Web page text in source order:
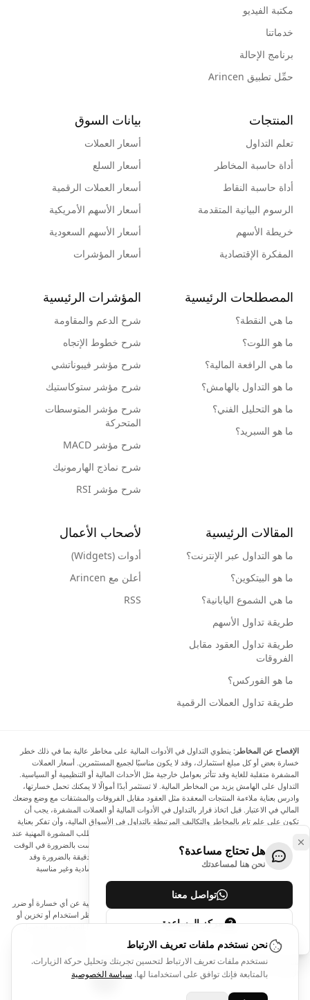
مكتبة الفيديو
خدماتنا
برنامج الإحالة
حمِّل تطبيق Arincen
المنتجات
تعلم التداول
أداة حاسبة المخاطر
أداة حاسبة النقاط
الرسوم البيانية المتقدمة
خريطة الأسهم
المفكرة الإقتصادية
بيانات السوق
أسعار العملات
أسعار السلع
أسعار العملات الرقمية
أسعار الأسهم الأمريكية
أسعار الأسهم السعودية
أسعار المؤشرات
المصطلحات الرئيسية
ما هي النقطة؟
ما هو اللوت؟
ما هي الرافعة المالية؟
ما هو التداول بالهامش؟
ما هو التحليل الفني؟
ما هو السبريد؟
المؤشرات الرئيسية
شرح الدعم والمقاومة
شرح خطوط الإتجاه
شرح مؤشر فيبوناتشي
شرح مؤشر ستوكاستيك
شرح مؤشر المتوسطات
المتحركة
شرح مؤشر MACD
شرح نماذج الهارمونيك
شرح مؤشر RSI
المقالات الرئيسية
ما هو التداول عبر الإنترنت؟
ما هو البيتكوين؟
ما هي الشموع اليابانية؟
طريقة تداول الأسهم
طريقة تداول العقود مقابل
الفروقات
ما هو الفوركس؟
طريقة تداول العملات الرقمية
لأصحاب الأعمال
أدوات (Widgets)
أعلن مع Arincen
RSS
الإفصاح عن المخاطر: ينطوي التداول في الأدوات المالية على مخاطر عالية بما في ذلك خطر
خسارة بعض أو كل مبلغ استثمارك، وقد لا يكون مناسبًا لجميع المستثمرين. أسعار العملات
المشفرة متقلبة للغاية وقد تتأثر بعوامل خارجية مثل الأحداث المالية أو التنظيمية أو السياسية.
التداول على الهامش يزيد من المخاطر المالية. لا تستثمر أبدًا أموالًا لا يمكنك تحمل خسارتها،
وادرس بعناية ملاءمة المنتجات المعقدة مثل العقود مقابل الفروقات والمشتقات مع وضع وضعك
المالي في الاعتبار. قبل اتخاذ قرار بالتداول في الأدوات المالية أو العملات المشفرة، يجب أن
تكون على علم تام بالمخاطر والتكاليف المرتبطة بالتداول في الأسواق المالية، وأن تفكر بعناية
في أهدافك الاستثمارية ومستوى خبرتك ورغبتك في المخاطرة، وأن تطلب المشورة المهنية عند
الحاجة. تود Arincen أن تذكرك بأن البيانات الواردة في هذا الموقع ليست بالضرورة في الوقت
الفعلي وليست دقيقة. البيانات والأسعار الموجودة على الموقع ليست دقيقة بالضرورة وقد
تختلف عن السعر الفعلي في أي سوق معينة، مما يعني أن الأسعار إرشادية وغير مناسبة
لأغراض التداول.
لن يتحمل Arincen وأي مزود للبيانات الواردة في هذا الموقع المسؤولية عن أي خسارة أو ضرر
نتيجة لتداولك، أو اعتمادك على المعلومات الواردة في هذا الموقع. يحظر استخدام أو تخزين أو
إعادة إنتاج أو عرض أو تعديل أو نقل أو توزيع البيانات الموجودة في هذا الموقع دون الحصول
على إذن كتابي صريح مسبق من Arincen و/أو مزود البيانات. جميع حقوق الملكية الفكرية
محفوظة من قبل مقدمي الخدمة و/أو البورصة التي تقدم البيانات الواردة في هذا الموقع. قد
يتم تعويض Arincen من قبل المعلنين الذين يظهرون على الموقع، بناءً على تفاعلك مع
الإعلانات أو المعلنين.
هل تحتاج مساعدة؟
نحن هنا لمساعدتك
تواصل معنا
مركز المساعدة
نحن نستخدم ملفات تعريف الارتباط
نستخدم ملفات تعريف الارتباط لتحسين تجربتك وتحليل حركة الزيارات.
بالمتابعة فإنك توافق على استخدامنا لها. سياسة الخصوصية